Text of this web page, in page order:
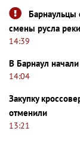
Барнаульцы
смены русла
14:39
В Барнаул
14:04
Закупку
отменили
13:21